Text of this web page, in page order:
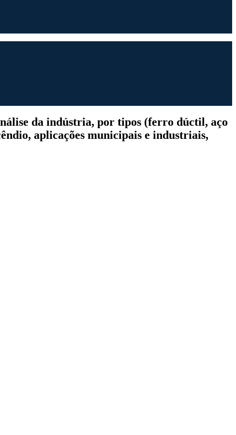
da indústria, por tipos (ferro dúctil, aço
aplicações municipais e industriais,